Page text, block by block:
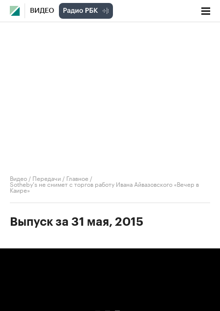
ВИДЕО
Видео / Передачи / Главное /
Sotheby's не снимет с торгов работу Ивана Айвазовского «Вечер в
Каире»
Выпуск за 31 мая, 2015